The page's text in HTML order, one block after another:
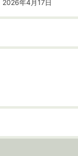
2026年4月17日